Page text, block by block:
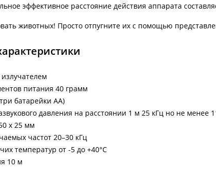
эффективное расстояние действия аппарата
животных! Просто отпугните их с помощью
питания 40 грамм
батарейки AA)
давления на расстоянии 1 м 25 кГц но не менее
x 25 мм
частот 20–30 кГц
температур от -5 до +40°С
10 м